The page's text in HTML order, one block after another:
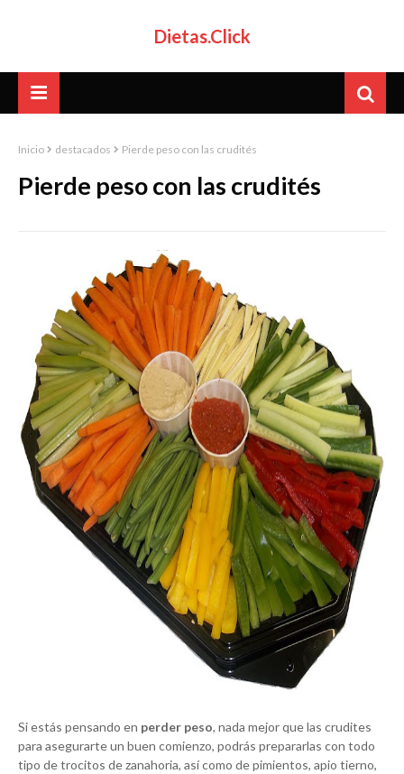
Dietas.Click
Inicio destacados Pierde peso con las crudités
Pierde peso con las crudités
Si estás pensando en perder peso, nada mejor que las crudites
para asegurarte un buen comienzo, podrás prepararlas con todo
tipo de trocitos de zanahoria, así como de pimientos, apio tierno,